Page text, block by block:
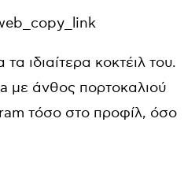
ιδιαίτερα κοκτέιλ του.
με άνθος πορτοκαλιού
τόσο στο προφίλ, όσο